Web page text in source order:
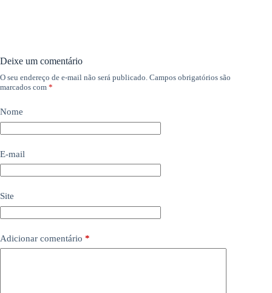
Deixe um comentário
O seu endereço de e-mail não será publicado. Campos obrigatórios são
marcados com *
Nome
E-mail
Site
Adicionar comentário *